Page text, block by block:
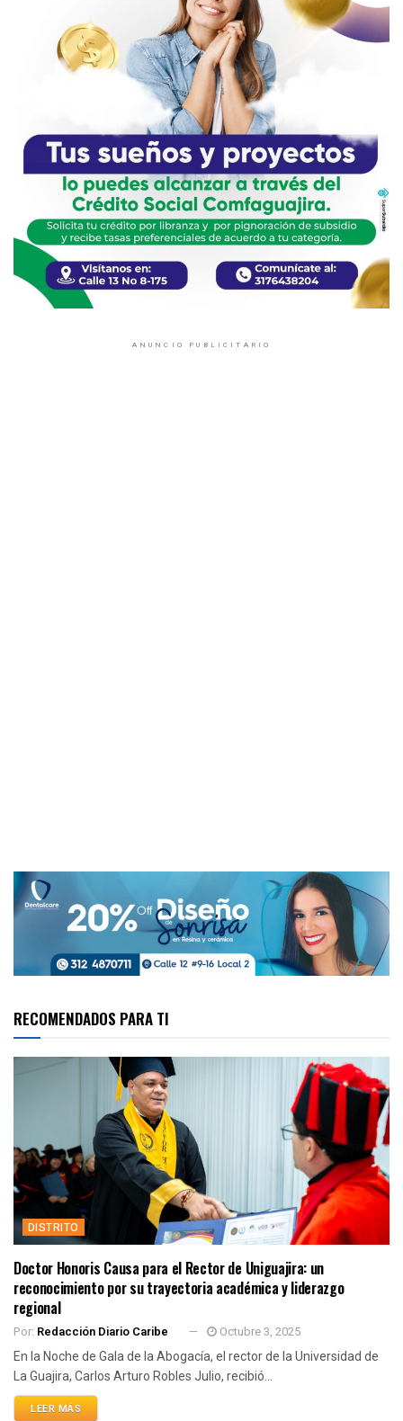
ANUNCIO PUBLICITARIO
RECOMENDADOS PARA TI
DISTRITO
Doctor Honoris Causa para el Rector de Uniguajira: un
reconocimiento por su trayectoria académica y liderazgo
regional
Por: Redacción Diario Caribe Octubre 3, 2025
En la Noche de Gala de la Abogacía, el rector de la Universidad de
La Guajira, Carlos Arturo Robles Julio, recibió...
LEER MÁS